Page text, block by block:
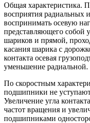
Общая характеристика.
восприятия радиальных
воспринимать осевую
представляющего собой
шариков и прямой,
касания шарика с
контакта осевая
уменьшение радиальной.
По скоростным
подшипники не
Увеличение угла
частот вращения и
подшипниками